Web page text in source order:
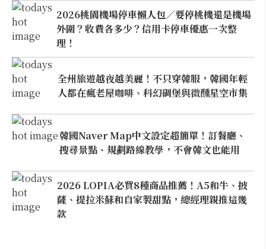
2026桃園機場停車懶人包／要停桃機還是機場
外圍？收費各多少？信用卡停車優惠一次整
理！
全州旅遊越夜越美麗！不只穿韓服，韓國年輕
人都在瘋老屋咖啡、科幻碉堡與微醺星空市集
韓國Naver Map中文設定超簡單！訂餐廳、
搜尋景點、規劃路線教學，不會韓文也能用
2026 LOPIA必買8種商品推薦！A5和牛、披
薩、提拉米蘇和自家製甜點，總經理親推這幾
款